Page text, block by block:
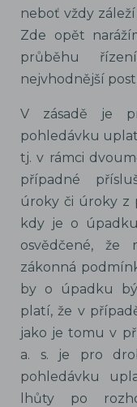
neboť vždy
Zde opět
průběhu
nejvhodnější
V zásadě je
pohledávku
tj. v rámci
případné
úroky či úroky z
kdy je o
osvědčené,
zákonná
by o úpadku
platí, že v
jako je tomu v
a. s. je pro
pohledávku
lhůty po